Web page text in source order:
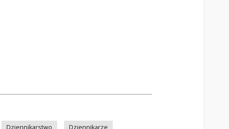
Dziennikarstwo Dziennikarze